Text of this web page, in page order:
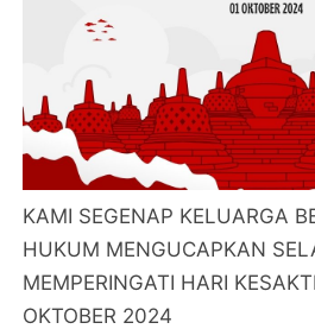
KAMI SEGENAP KELUARGA
HUKUM MENGUCAPKAN
MEMPERINGATI HARI
OKTOBER 2024